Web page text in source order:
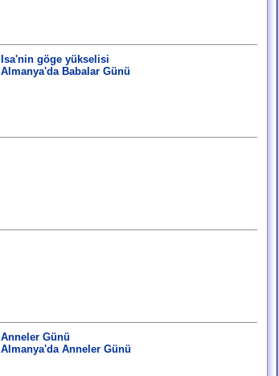
Isa'nin göge yükselisi
Almanya'da Babalar Günü
Anneler Günü
Almanya'da Anneler Günü